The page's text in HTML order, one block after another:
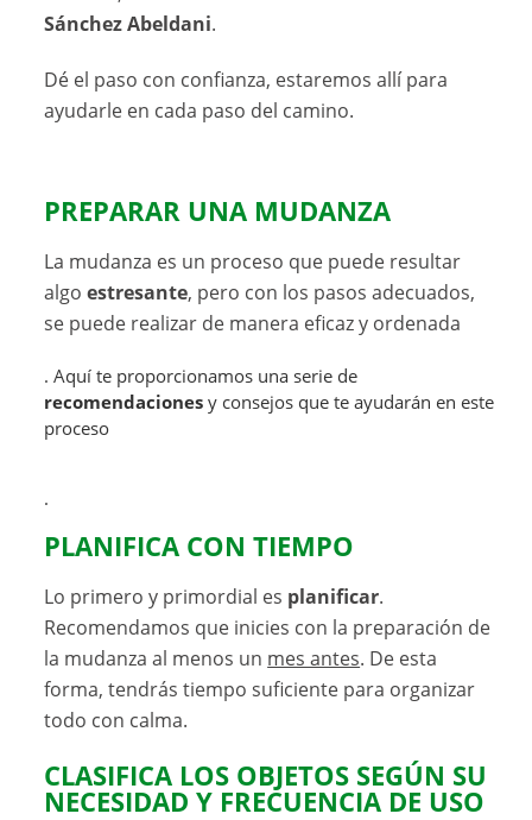
Sánchez Abeldani.
Dé el paso con confianza, estaremos allí para
ayudarle en cada paso del camino.
PREPARAR UNA MUDANZA
La mudanza es un proceso que puede resultar
algoestresante, pero con los pasos adecuados,
se puede realizar de manera eficaz y ordenada
. Aquí te proporcionamos una serie de
recomendaciones y consejos que te ayudarán en este
proceso
.
PLANIFICA CON TIEMPO
Lo primero y primordial es planificar.
Recomendamos que inicies con la preparación de
la mudanza al menos un mes antes. De esta
forma, tendrás tiempo suficiente para organizar
todo con calma.
CLASIFICA LOS OBJETOS SEGÚN SU
NECESIDAD Y FRECUENCIA DE USO